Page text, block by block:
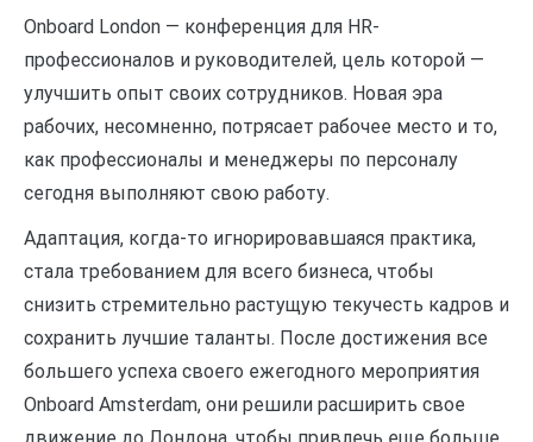
Onboard London — конференция для HR-
профессионалов и руководителей, цель которой —
улучшить опыт своих сотрудников. Новая эра
рабочих, несомненно, потрясает рабочее место и то,
как профессионалы и менеджеры по персоналу
сегодня выполняют свою работу.
Адаптация, когда-то игнорировавшаяся практика,
стала требованием для всего бизнеса, чтобы
снизить стремительно растущую текучесть кадров и
сохранить лучшие таланты. После достижения все
большего успеха своего ежегодного мероприятия
Onboard Amsterdam, они решили расширить свое